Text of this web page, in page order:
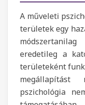
A műveleti
területek egy
eredetileg a
területeként
pszichológia